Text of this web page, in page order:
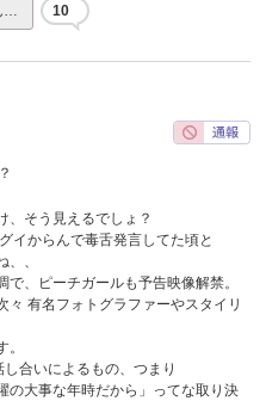
… 10
、そう見えるでしょ？
イからんで毒舌発言してた頃と
、
、ピーチガールも予告映像解禁。
々 有名フォトグラファーやスタイリ
合いによるもの、つまり
の大事な年時だから」ってな取り決